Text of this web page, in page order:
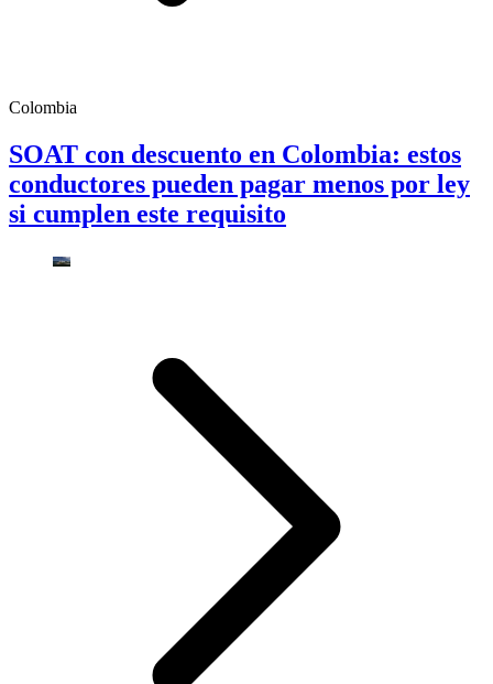
Colombia
SOAT con descuento en Colombia: estos
conductores pueden pagar menos por ley
si cumplen este requisito